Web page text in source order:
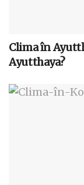
Clima în
Ayutthaya?